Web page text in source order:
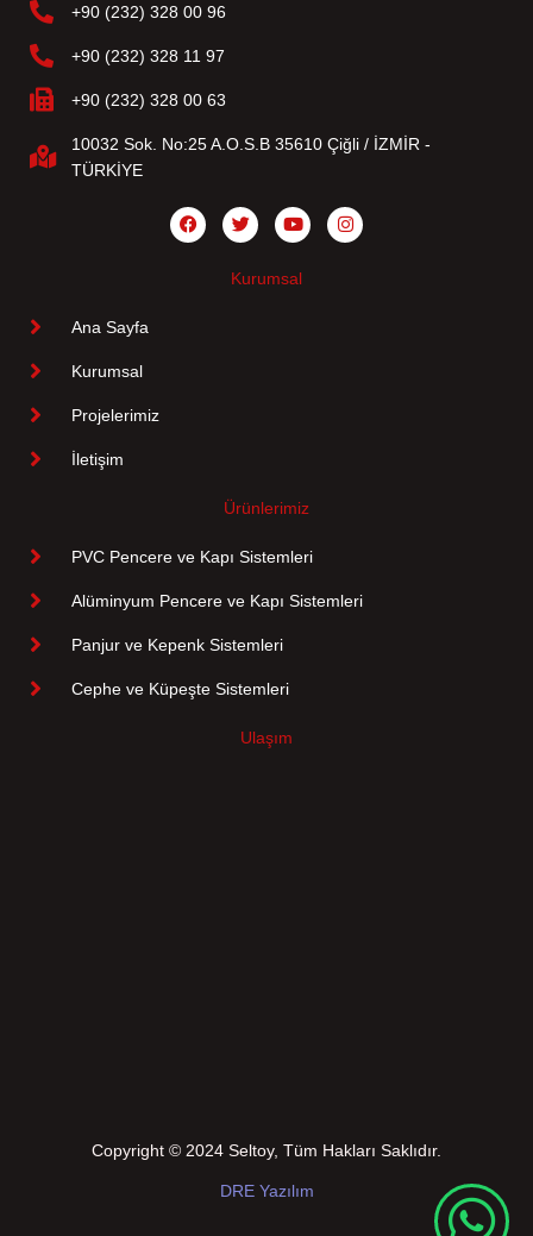
+90 (232) 328 00 96
+90 (232) 328 11 97
+90 (232) 328 00 63
10032 Sok. No:25 A.O.S.B 35610 Çiğli / İZMİR -
TÜRKİYE
Kurumsal
Ana Sayfa
Kurumsal
Projelerimiz
İletişim
Ürünlerimiz
PVC Pencere ve Kapı Sistemleri
Alüminyum Pencere ve Kapı Sistemleri
Panjur ve Kepenk Sistemleri
Cephe ve Küpeşte Sistemleri
Ulaşım
Copyright © 2024 Seltoy, Tüm Hakları Saklıdır.
DRE Yazılım